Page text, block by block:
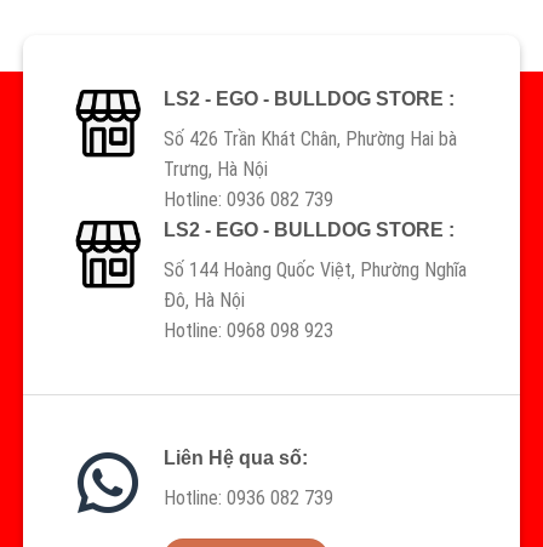
LS2 - EGO - BULLDOG STORE :
Số 426 Trần Khát Chân, Phường Hai bà
Trưng, Hà Nội
Hotline: 0936 082 739
LS2 - EGO - BULLDOG STORE :
Số 144 Hoàng Quốc Việt, Phường Nghĩa
Đô, Hà Nội
Hotline: 0968 098 923
Liên Hệ qua số:
Hotline: 0936 082 739